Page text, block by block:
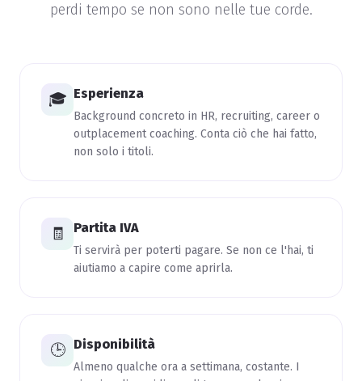
perdi tempo se non sono nelle tue corde.
🎓 Esperienza
Background concreto in HR, recruiting, career o
outplacement coaching. Conta ciò che hai fatto,
non solo i titoli.
🧾 Partita IVA
Ti servirà per poterti pagare. Se non ce l'hai, ti
aiutiamo a capire come aprirla.
🕒 Disponibilità
Almeno qualche ora a settimana, costante. I